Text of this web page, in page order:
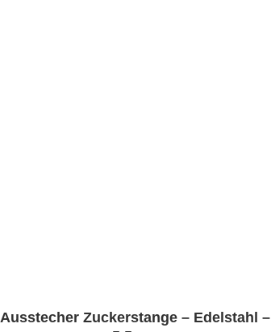
Ausstecher Zuckerstange – Edelstahl –